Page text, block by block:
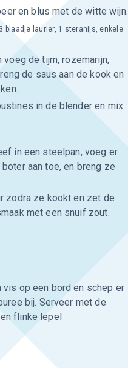
en blus met de witte wijn.
de tijm, rozemarijn,
de saus aan de kook en
blaadje laurier, 1 steranijs, enkele
in de blender en mix
in een steelpan, voeg er
aan toe, en breng ze
zodra ze kookt en zet de
met een snuif zout.
op een bord en schep er
bij. Serveer met de
flinke lepel